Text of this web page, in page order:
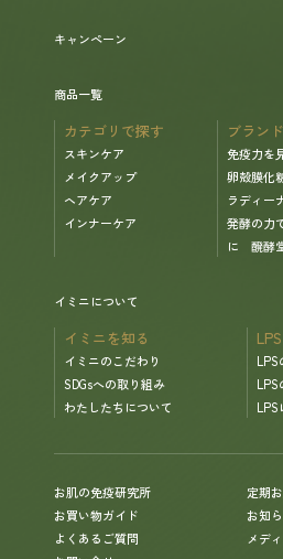
キャンペーン
商品一覧
カテゴリで探す
スキンケア
メイクアップ
ヘアケア
インナーケア
ブラン
免疫力を
卵殻膜化
ラディー
発酵の力
に 醗酵
イミニについて
イミニを知る
イミニのこだわり
SDGsへの取り組み
わたしたちについて
LPS
LPS
LPS
お肌の免疫研究所
定期
お買い物ガイド
お知
よくあるご質問
メデ